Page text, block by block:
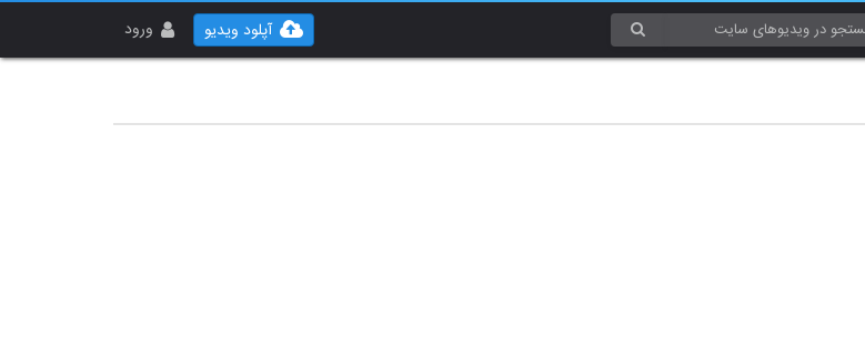
ورود آپلود ویدیو